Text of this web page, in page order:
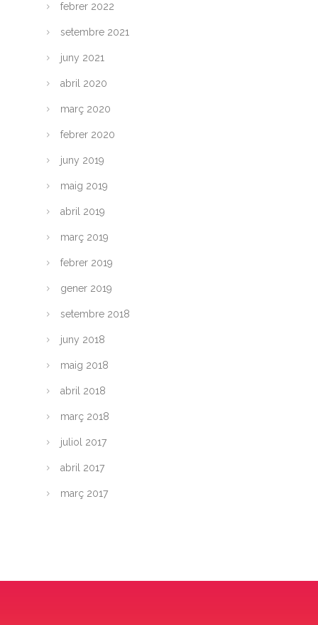
febrer 2022
setembre 2021
juny 2021
abril 2020
març 2020
febrer 2020
juny 2019
maig 2019
abril 2019
març 2019
febrer 2019
gener 2019
setembre 2018
juny 2018
maig 2018
abril 2018
març 2018
juliol 2017
abril 2017
març 2017